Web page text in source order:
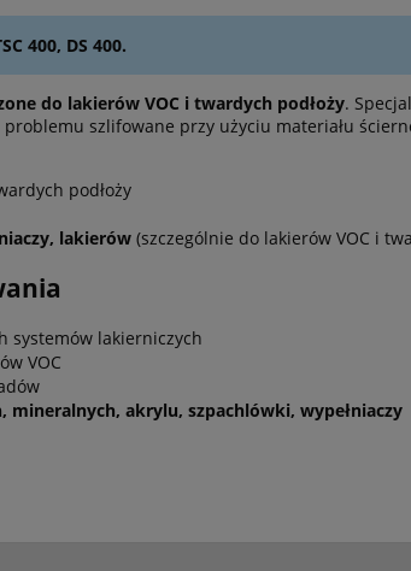
400, DS 400.
do lakierów VOC i twardych podłoży.
problemu szlifowane przy użyciu materiału
podłoży
lakierów (szczególnie do lakierów VOC i
systemów lakierniczych
VOC
mineralnych, akrylu, szpachlówki, wypełniaczy